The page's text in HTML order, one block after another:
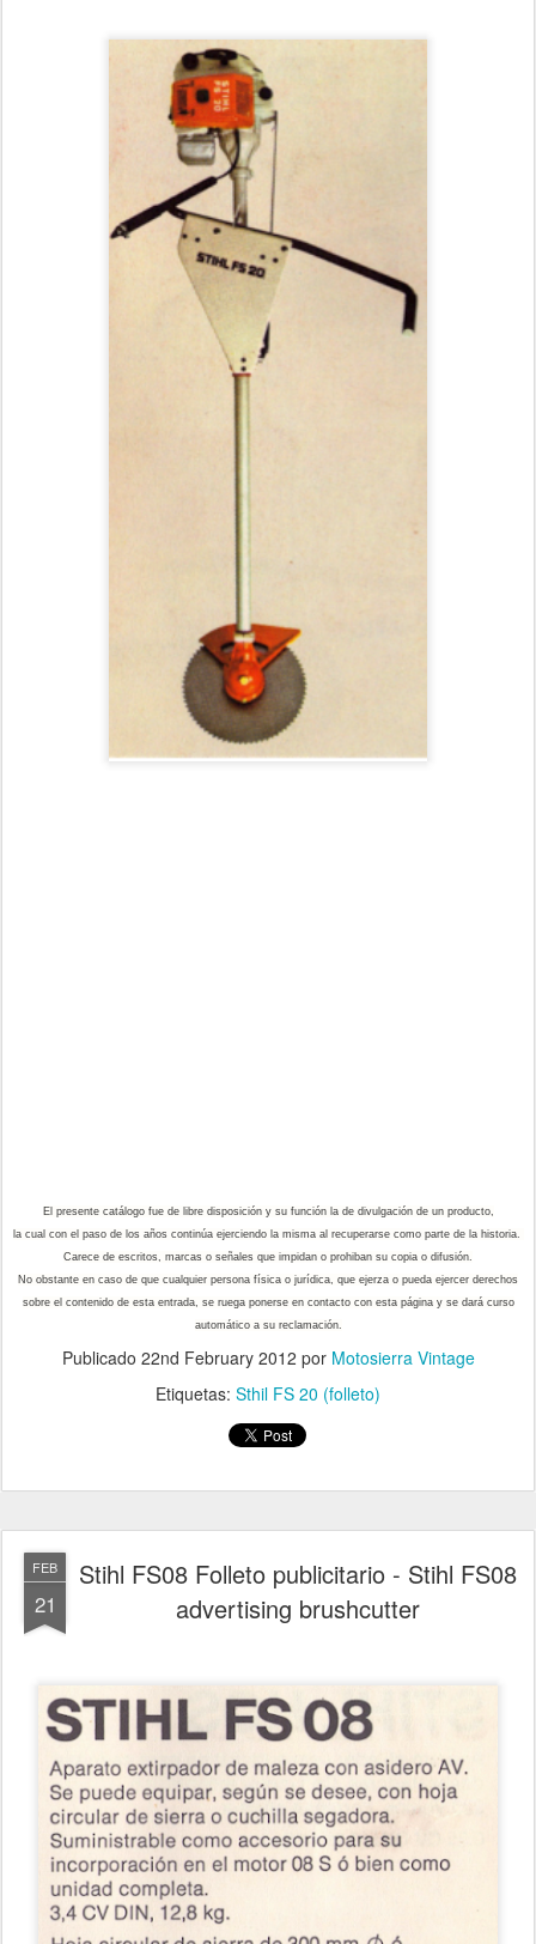
El presente catálogo fue de libre disposición y su función la de divulgación de un producto,
la cual con el paso de los años continúa ejerciendo la misma al recuperarse como parte de la historia.
Carece de escritos, marcas o señales que impidan o prohiban su copia o difusión.
No obstante en caso de que cualquier persona física o jurídica, que ejerza o pueda ejercer derechos
sobre el contenido de esta entrada, se ruega ponerse en contacto con esta página y se dará curso
automático a su reclamación.
Publicado 22nd February 2012 por Motosierra Vintage
Etiquetas: Sthil FS 20 (folleto)
FEB
21
Stihl FS08 Folleto publicitario - Stihl FS08
advertising brushcutter